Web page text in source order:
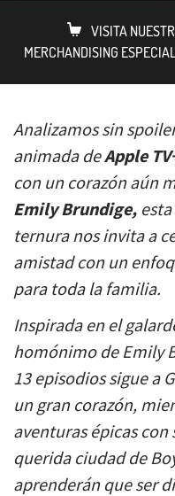
VISITA
MERCHANDISING
Analizamos sin
animada deApple
con un corazón aún
Emily Brundige,
ternura nos invita a
amistad con un
para toda la familia.
Inspirada en el
homónimo de Emily
13 episodios sigue a
un gran corazón,
aventuras épicas con
querida ciudad de
aprenderán que ser